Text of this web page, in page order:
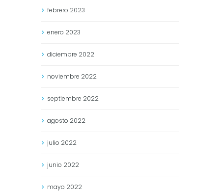
febrero 2023
enero 2023
diciembre 2022
noviembre 2022
septiembre 2022
agosto 2022
julio 2022
junio 2022
mayo 2022